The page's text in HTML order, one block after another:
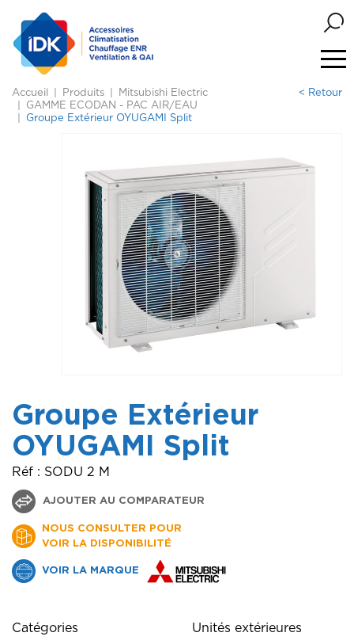
Accueil Produits
Mitsubishi Electric
GAMME ECODAN - PAC AIR/EAU
Groupe Extérieur OYUGAMI Split
< Retour
Groupe Extérieur
OYUGAMI Split
Réf : SODU 2 M
AJOUTER AU COMPARATEUR
VOIR LA MARQUE
NOUS CONSULTER POUR
VOIR LA DISPONIBILITÉ
Catégories Unités extérieures